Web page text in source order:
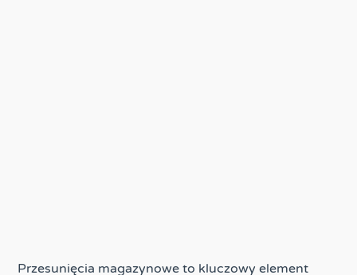
Przesunięcia magazynowe to kluczowy element